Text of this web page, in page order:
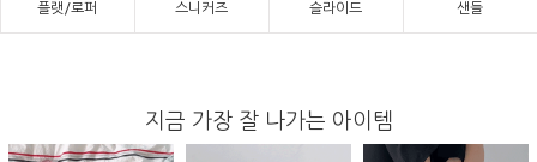
플랫/로퍼 스니커즈 슬라이드 샌들
지금 가장 잘 나가는 아이템